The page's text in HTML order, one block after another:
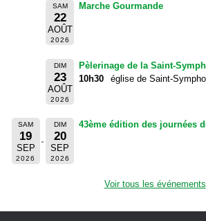
SAM
22
AOÛT
2026
Marche Gourmande
DIM
23
AOÛT
2026
Pèlerinage de la Saint-
10h30
église de Saint-
SAM
19
SEP
2026
DIM
20
SEP
2026
43ème édition des journées
Voir tous les événements